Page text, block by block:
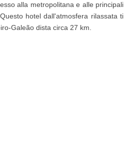
alla metropolitana e alle principali
hotel dall'atmosfera rilassata ti
Galeão dista circa 27 km.